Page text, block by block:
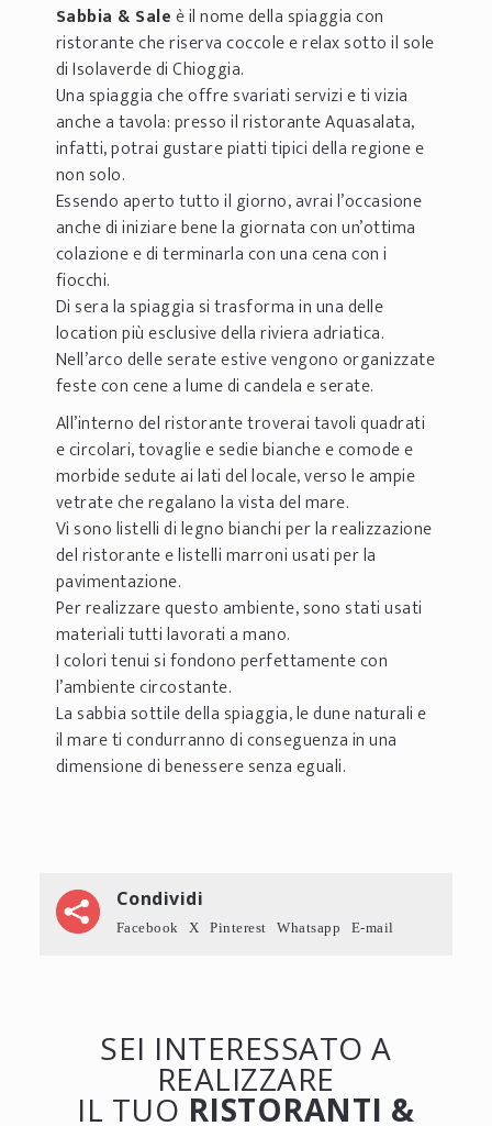
Sabbia & Saleè il nome della spiaggia con
ristorante che riserva coccole e relax sotto il sole
di Isolaverde di Chioggia.
Una spiaggia che offre svariati servizi e ti vizia
anche a tavola: presso il ristorante Aquasalata,
infatti, potrai gustare piatti tipici della regione e
non solo.
Essendo aperto tutto il giorno, avrai l’occasione
anche di iniziare bene la giornata con un’ottima
colazione e di terminarla con una cena con i
fiocchi.
Di sera la spiaggia si trasforma in una delle
location più esclusive della riviera adriatica.
Nell’arco delle serate estive vengono organizzate
feste con cene a lume di candela e serate.
All’interno del ristorante troverai tavoli quadrati
e circolari, tovaglie e sedie bianche e comode e
morbide sedute ai lati del locale, verso le ampie
vetrate che regalano la vista del mare.
Vi sono listelli di legno bianchi per la realizzazione
del ristorante e listelli marroni usati per la
pavimentazione.
Per realizzare questo ambiente, sono stati usati
materiali tutti lavorati a mano.
I colori tenui si fondono perfettamente con
l’ambiente circostante.
La sabbia sottile della spiaggia, le dune naturali e
il mare ti condurranno di conseguenza in una
dimensione di benessere senza eguali.
Condividi
Facebook X Pinterest Whatsapp E-mail
SEI INTERESSATO A
REALIZZARE
IL TUO RISTORANTI &